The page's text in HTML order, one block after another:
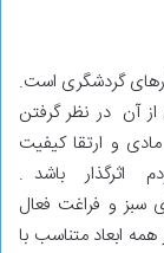
گردشگری است.
آن در نظر گرفتن
و ارتقا کیفیت
اثرگذار باشد .
سبز و فراغت فعال
ابعاد متناسب با